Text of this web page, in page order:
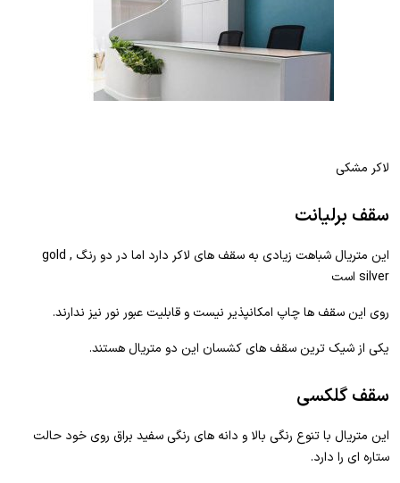
لاکر مشکی
سقف برلیانت
این متریال شباهت زیادی به سقف های لاکر دارد اما در دو رنگ gold ,
silver است
روی این سقف ها چاپ امکانپذیر نیست و قابلیت عبور نور نیز ندارند.
یکی از شیک ترین سقف های کشسان این دو متریال هستند.
سقف گلکسی
این متریال با تنوع رنگی بالا و دانه های رنگی سفید براق روی خود حالت
ستاره ای را دارد.